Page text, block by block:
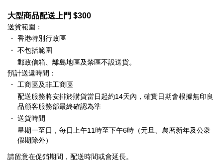
大型商品配送上門 $300
送貨範圍：
・ 香港特別行政區
・ 不包括範圍
郵政信箱、離島地區及禁區不設送貨。
預計送遞時間：
・ 工商區及非工商區
配送服務將安排於購貨當日起約14天內，確實日期會根據無印良
品顧客服務部最終確認為準
・ 送貨時間
星期一至日，每日上午11時至下午6時（元旦、農曆新年及公衆
假期除外）
請留意在促銷期間，配送時間或會延長。